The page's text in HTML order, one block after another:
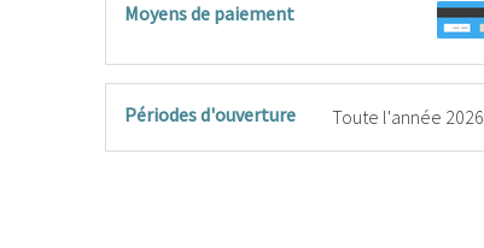
Moyens de paiement
Périodes d'ouverture Toute l'année 2026